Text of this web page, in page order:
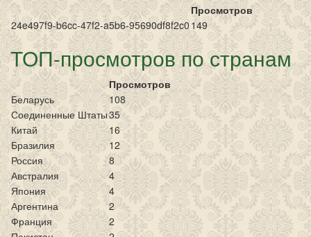
Просмотров
24e497f9-b6cc-47f2-a5b6-95690df8f2c0 149
ТОП-просмотров по странам
Просмотров
Беларусь
108
Соединенные Штаты35
Китай
16
Бразилия
12
Россия
8
Австралия
4
Япония
4
Аргентина
2
Франция
2